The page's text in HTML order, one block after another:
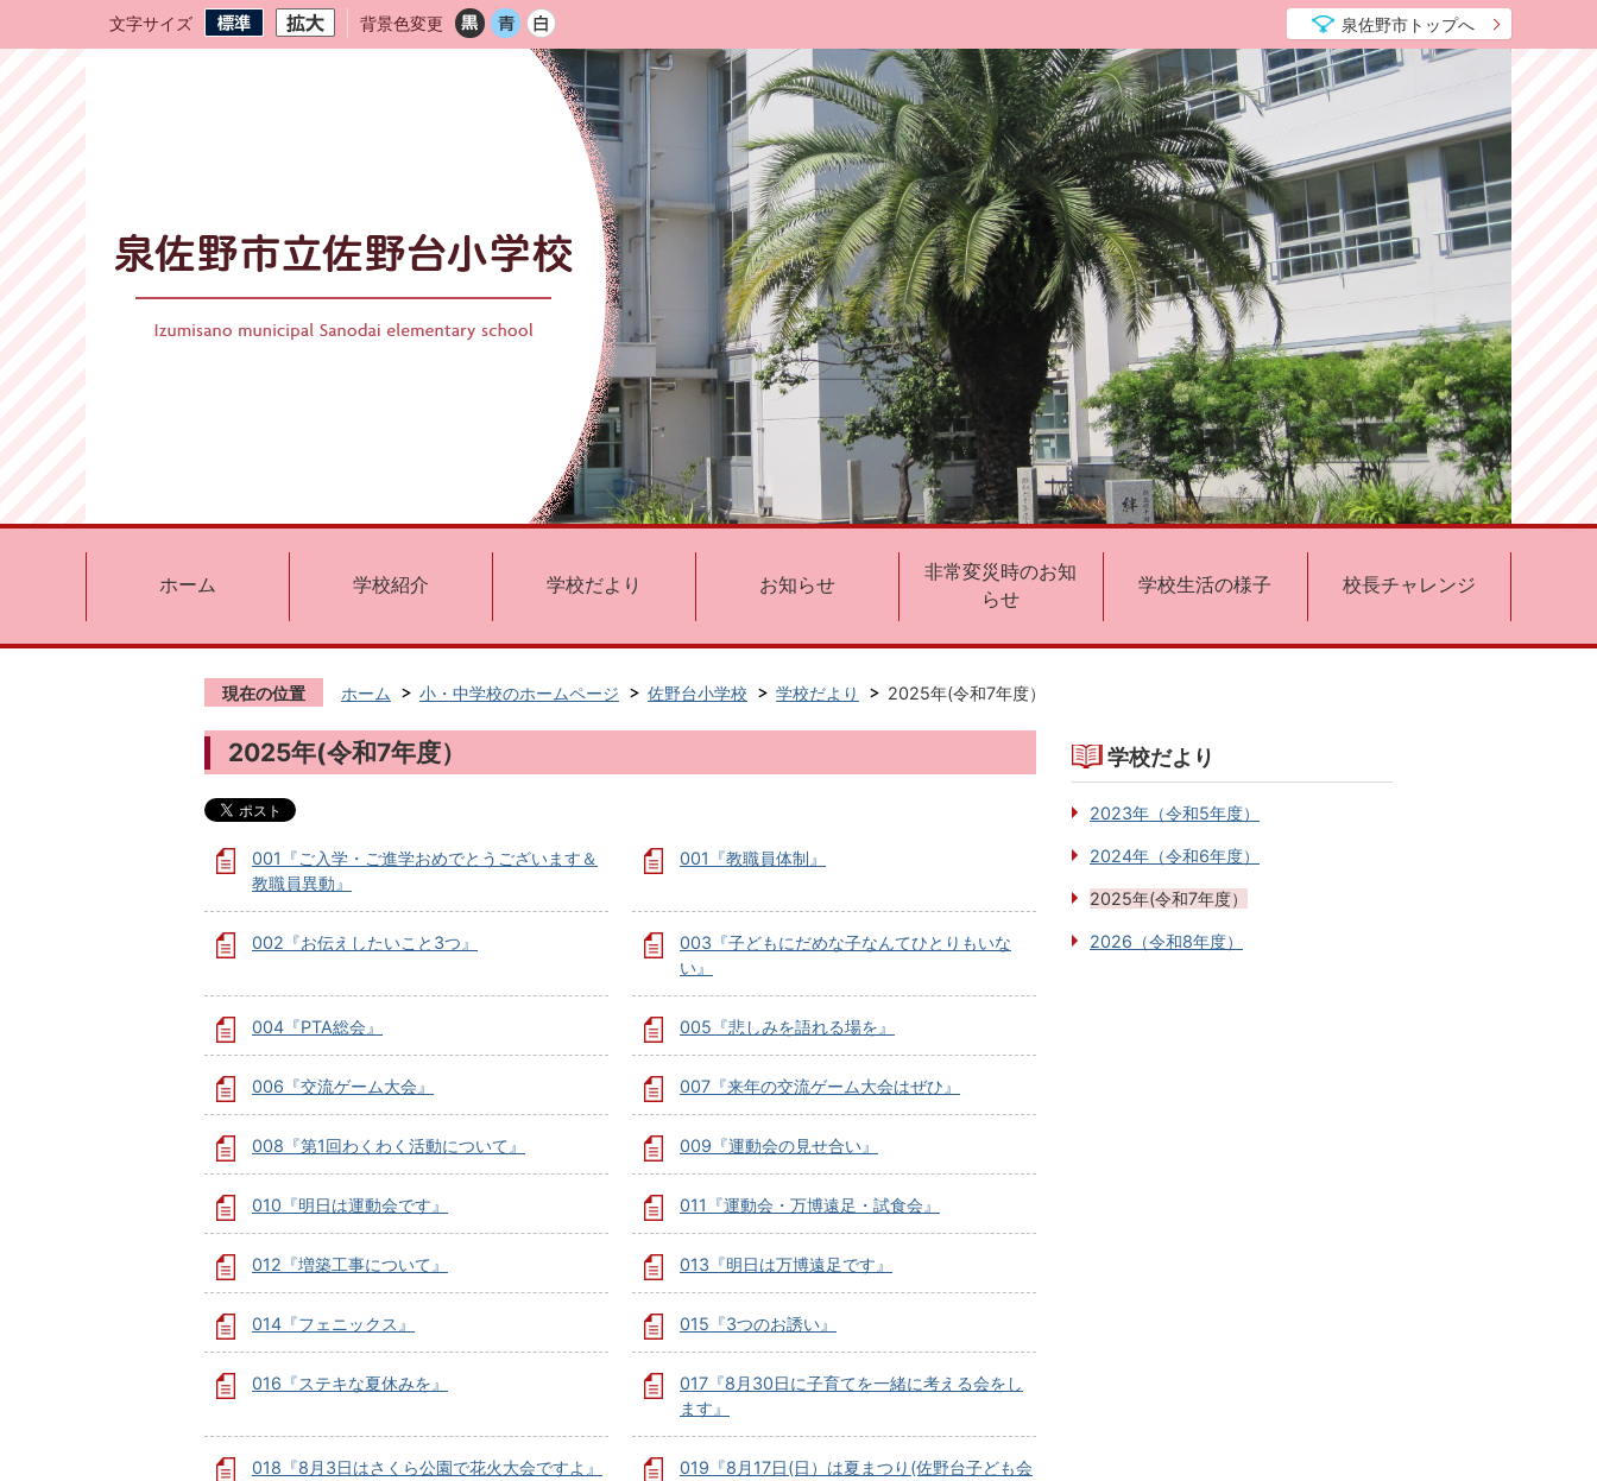
文字サイズ 背景色変更 泉佐野市トップへ
ホーム 学校紹介 学校だより お知らせ
非常変災時のお知
らせ
学校生活の様子 校長チャレンジ
現在の位置 ホーム 小・中学校のホームページ 佐野台小学校 学校だより 2025年(令和7年度）
2025年(令和7年度）
001『ご入学・ご進学おめでとうございます＆
教職員異動』
001『教職員体制』
002『お伝えしたいこと3つ』
003『子どもにだめな子なんてひとりもいな
い』
004『PTA総会』 005『悲しみを語れる場を』
006『交流ゲーム大会』 007『来年の交流ゲーム大会はぜひ』
008『第1回わくわく活動について』 009『運動会の見せ合い』
010『明日は運動会です』 011『運動会・万博遠足・試食会』
012『増築工事について』 013『明日は万博遠足です』
014『フェニックス』 015『3つのお誘い』
016『ステキな夏休みを』
017『8月30日に子育てを一緒に考える会をし
ます』
018『8月3日はさくら公園で花火大会ですよ』
019『8月17日(日）は夏まつり(佐野台子ども会
学校だより
2023年（令和5年度）
2024年（令和6年度）
2025年(令和7年度）
2026（令和8年度）